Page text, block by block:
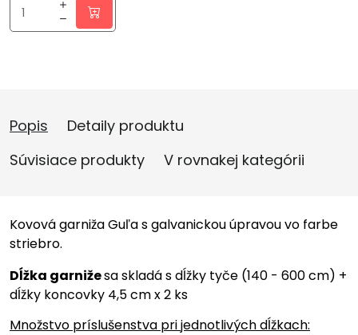
Popis
Detaily produktu
Súvisiace produkty
V rovnakej kategórii
Kovová garniža Guľa s galvanickou úpravou vo farbe
striebro.
Dĺžka garnižesa skladá s dĺžky tyče (140 - 600 cm) +
dĺžky koncovky 4,5 cm x 2 ks
Množstvo príslušenstva pri jednotlivých dĺžkach: